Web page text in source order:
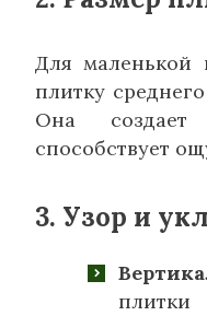
Для маленькой
плитку
Она
способствует
3. Узор и
плитки